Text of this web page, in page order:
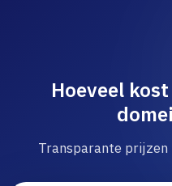
Hoeveel
Transparante